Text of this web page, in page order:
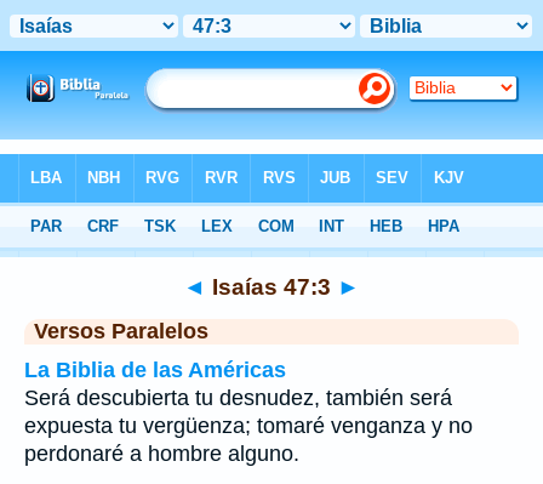
>Isaías > Capítulo 47> Verso 3
◄ Isaías 47:3 ►
Versos Paralelos
La Biblia de las Américas
Será descubierta tu desnudez, también será
expuesta tu vergüenza; tomaré venganza y no
perdonaré a hombre alguno.